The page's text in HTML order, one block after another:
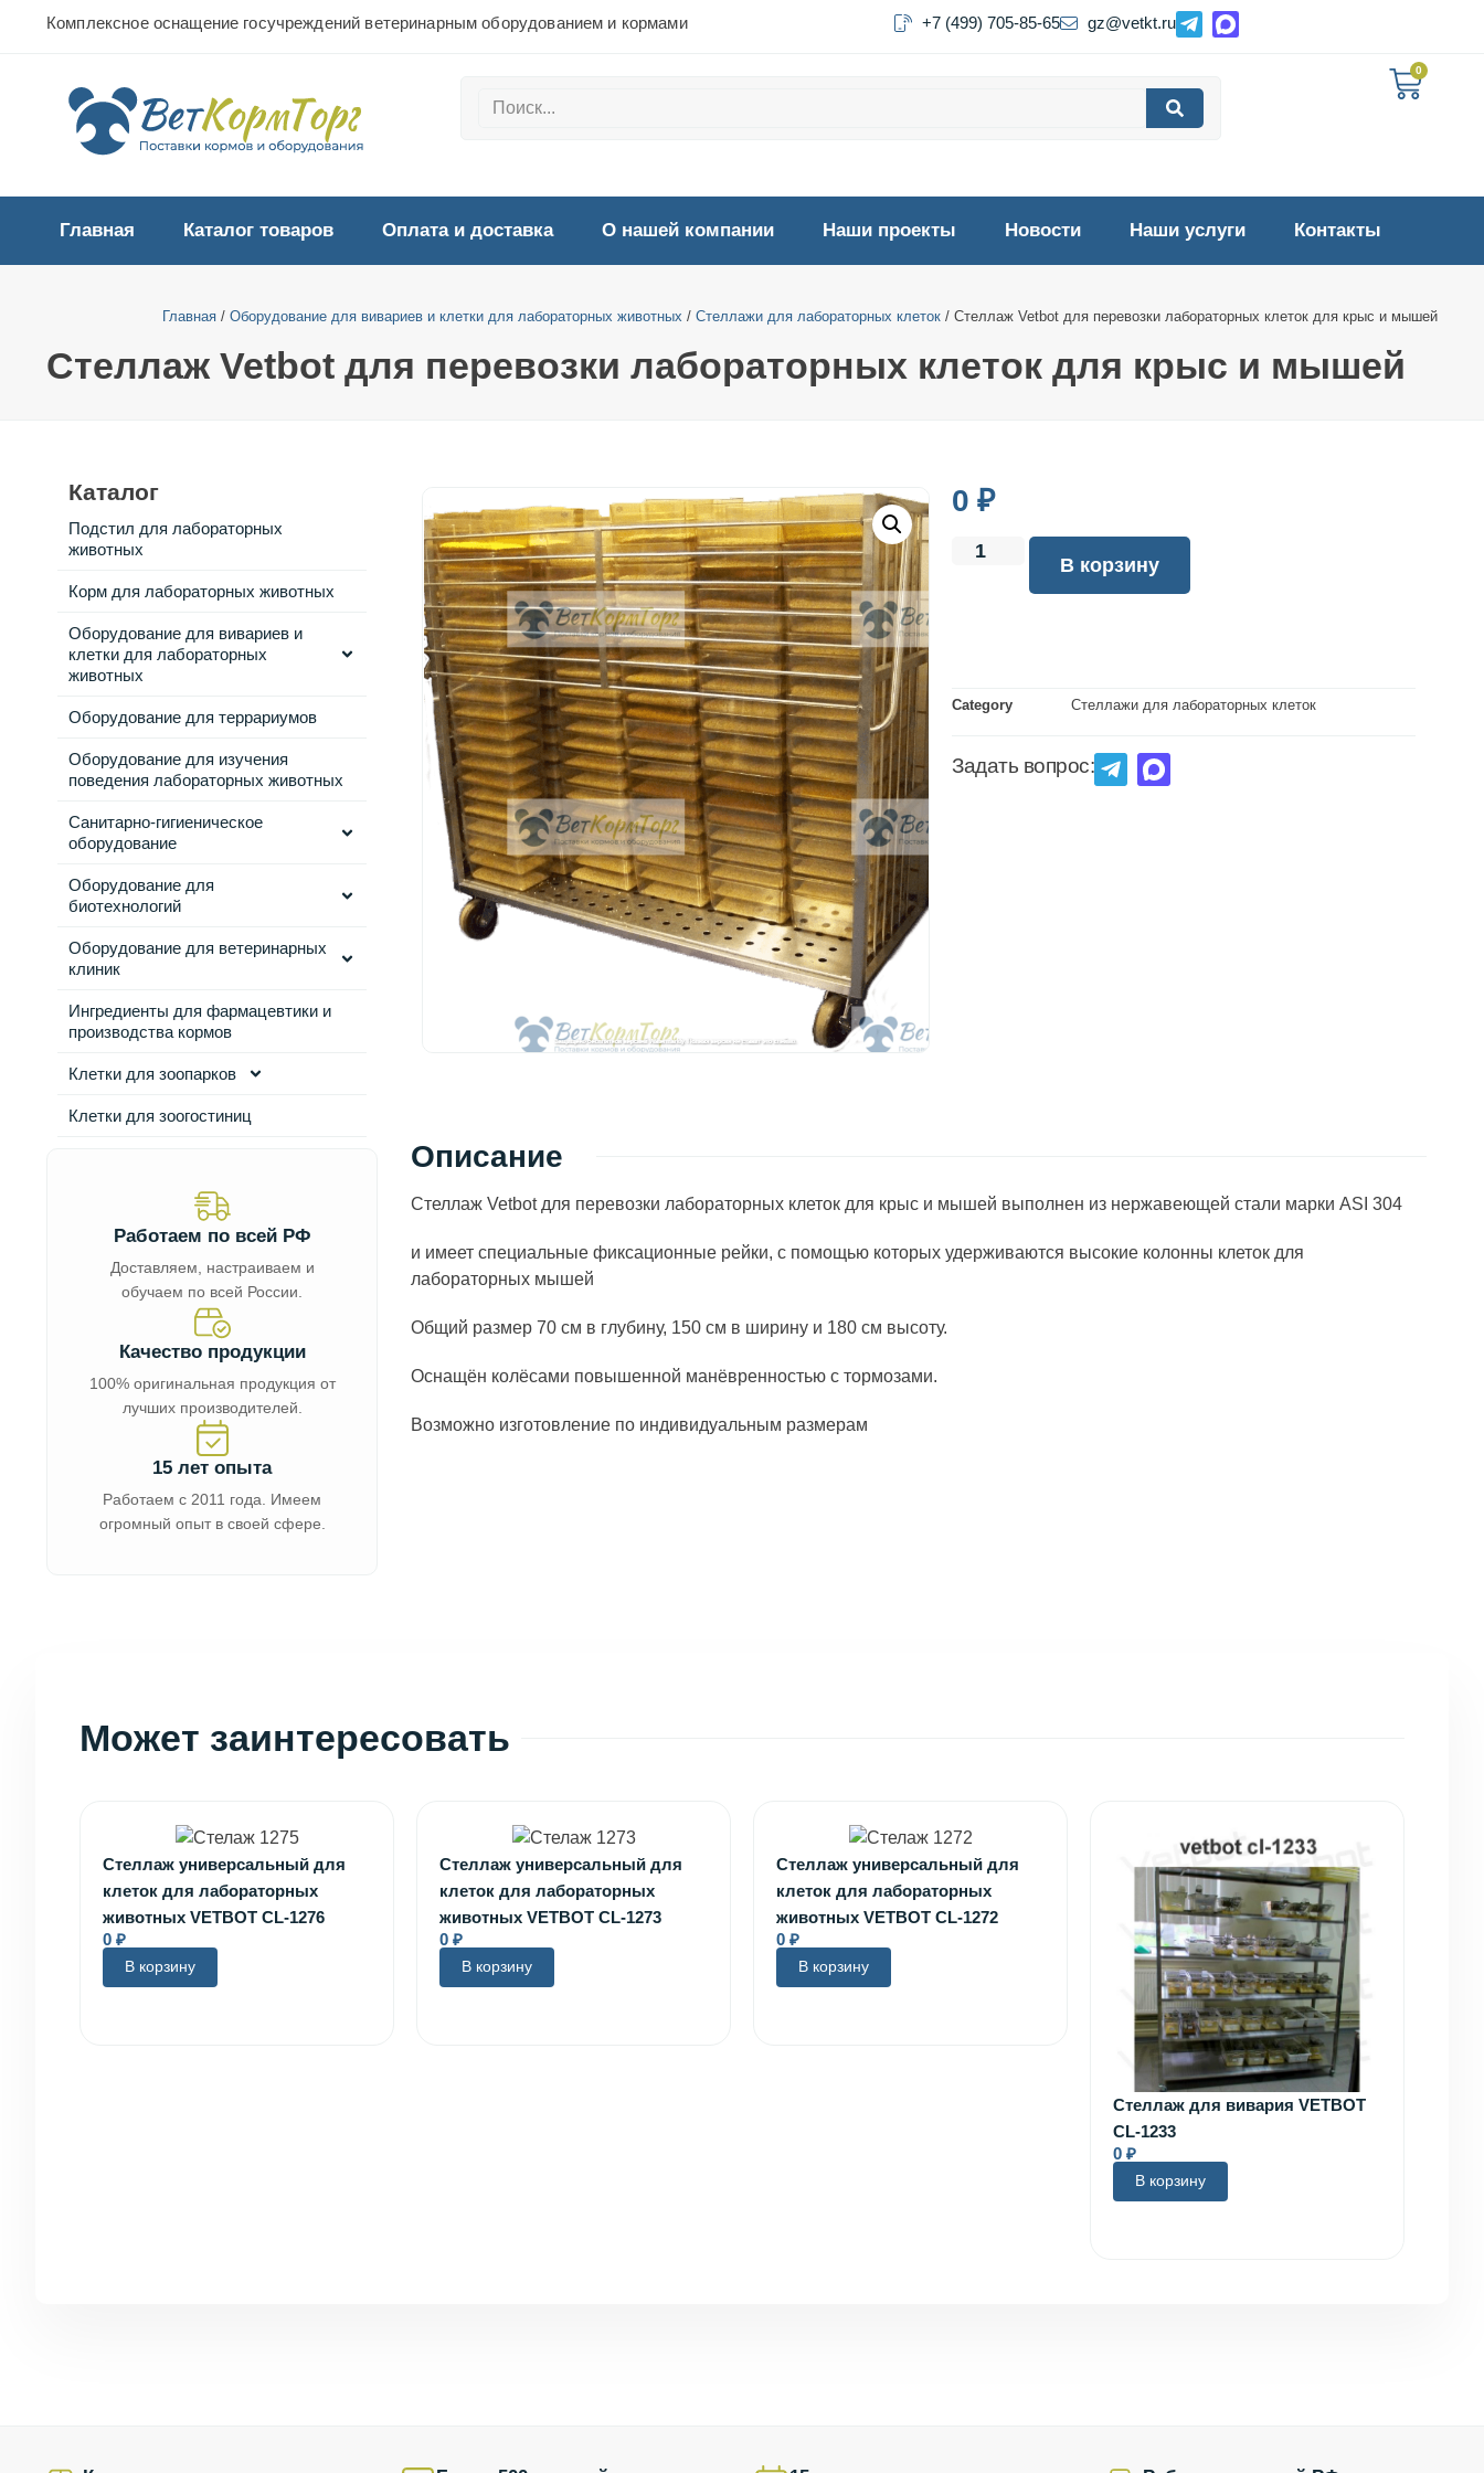
Комплексное оснащение госучреждений ветеринарным оборудованием и кормами +7 (499) 705-85-65 gz@vetkt.ru
0
Главная Каталог товаров Оплата и доставка О нашей компании Наши проекты Новости Наши услуги Контакты
Главная / Оборудование для вивариев и клетки для лабораторных животных / Стеллажи для лабораторных клеток / Стеллаж Vetbot для перевозки лабораторных клеток для крыс и мышей
Стеллаж Vetbot для перевозки лабораторных клеток для крыс и мышей
Каталог
Подстил для лабораторных
животных
Корм для лабораторных животных
Оборудование для вивариев и
клетки для лабораторных
животных
Оборудование для террариумов
Оборудование для изучения
поведения лабораторных животных
Санитарно-гигиеническое
оборудование
Оборудование для
биотехнологий
Оборудование для ветеринарных
клиник
Ингредиенты для фармацевтики и
производства кормов
Клетки для зоопарков
Клетки для зоогостиниц
Работаем по всей РФ
Доставляем, настраиваем и
обучаем по всей России.
Качество продукции
100% оригинальная продукция от
лучших производителей.
15 лет опыта
Работаем с 2011 года. Имеем
огромный опыт в своей сфере.
0₽
В корзину
Category Стеллажи для лабораторных клеток
Задать вопрос:
Описание
Стеллаж Vetbot для перевозки лабораторных клеток для крыс и мышей выполнен из нержавеющей стали марки ASI 304
и имеет специальные фиксационные рейки, с помощью которых удерживаются высокие колонны клеток для
лабораторных мышей
Общий размер 70 см в глубину, 150 см в ширину и 180 см высоту.
Оснащён колёсами повышенной манёвренностью с тормозами.
Возможно изготовление по индивидуальным размерам
Может заинтересовать
Стеллаж универсальный для
клеток для лабораторных
животных VETBOT CL-1276
0 ₽
В корзину
Стеллаж универсальный для
клеток для лабораторных
животных VETBOT CL-1273
0 ₽
В корзину
Стеллаж универсальный для
клеток для лабораторных
животных VETBOT CL-1272
0 ₽
В корзину
Стеллаж для вивария VETBOT
CL-1233
0 ₽
В корзину